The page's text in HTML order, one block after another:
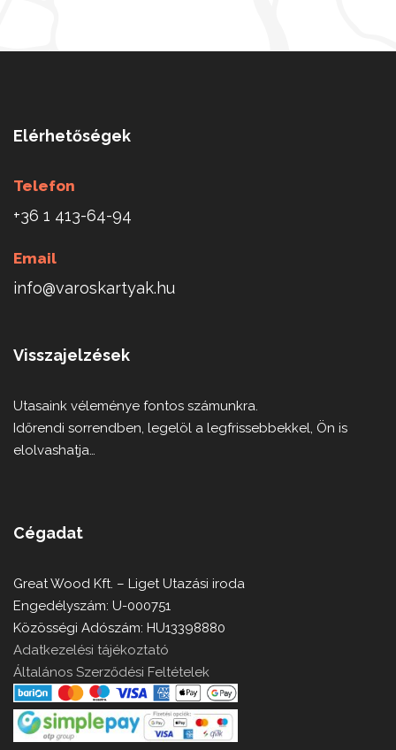
Elérhetőségek
Telefon
+36 1 413-64-94
Email
info@varoskartyak.hu
Visszajelzések
Utasaink véleménye fontos számunkra.
Időrendi sorrendben, legelöl a legfrissebbekkel, Ön is
elolvashatja…
Cégadat
Great Wood Kft. – Liget Utazási iroda
Engedélyszám: U-000751
Közösségi Adószám: HU13398880
Adatkezelési tájékoztató
Általános Szerződési Feltételek